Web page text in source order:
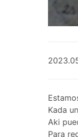
Kada
Aki
Para